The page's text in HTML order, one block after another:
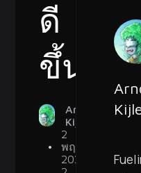
ดี
ขึ้น
Arnon
Kijlerdphon
2
พฤษภาคม
2024